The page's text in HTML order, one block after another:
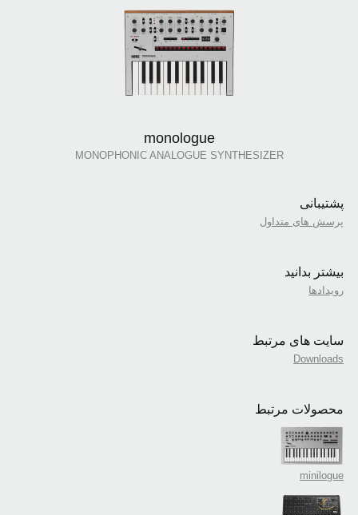
monologue
MONOPHONIC ANALOGUE SYNTHESIZER
پشتیبانی
پرسش های متداول
بیشتر بدانید
رویدادها
سایت های مرتبط
Downloads
محصولات مرتبط
minilogue